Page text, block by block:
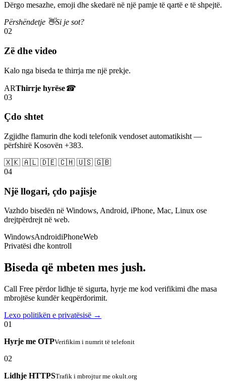
Dërgo mesazhe, emoji dhe skedarë në një pamje të qartë e të shpejtë.
Përshëndetje 👋Si je sot?
02
Zë dhe video
Kalo nga biseda te thirrja me një prekje.
ARThirrje hyrëse☎
03
Çdo shtet
Zgjidhe flamurin dhe kodi telefonik vendoset automatikisht —
përfshirë Kosovën +383.
🇽🇰 🇦🇱 🇩🇪 🇨🇭 🇺🇸 🇬🇧
04
Një llogari, çdo pajisje
Vazhdo bisedën në Windows, Android, iPhone, Mac, Linux ose
drejtpërdrejt në web.
WindowsAndroidiPhoneWeb
Privatësi dhe kontroll
Biseda që mbeten mes jush.
Call Free përdor lidhje të sigurta, hyrje me kod verifikimi dhe masa
mbrojtëse kundër keqpërdorimit.
Lexo politikën e privatësisë →
01
Hyrje me OTPVerifikim i numrit të telefonit
02
Lidhje HTTPSTrafik i mbrojtur me okult.org